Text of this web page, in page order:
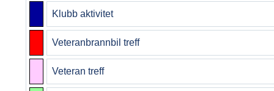
Klubb aktivitet
Veteranbrannbil treff
Veteran treff